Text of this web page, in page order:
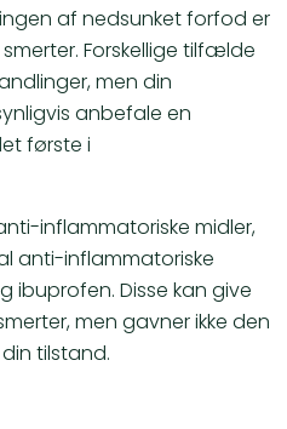
af ​​nedsunket forfod er
Forskellige tilfælde
men din
anbefale en
første i
inflammatoriske midler,
anti-inflammatoriske
ibuprofen. Disse kan give
men gavner ikke den
tilstand.